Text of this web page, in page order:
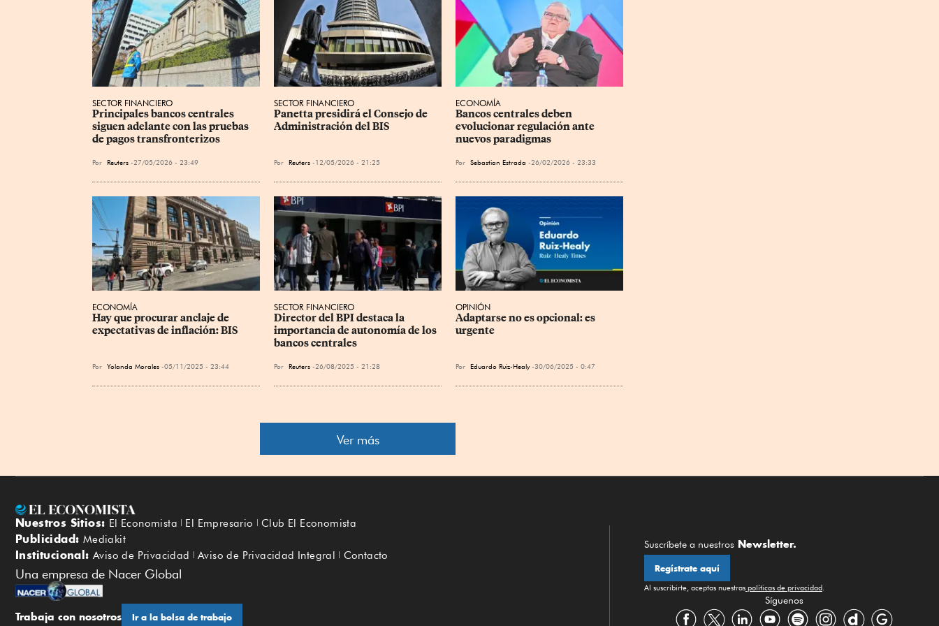
SECTOR FINANCIERO
Principales bancos centrales
siguen adelante con las pruebas
de pagos transfronterizos
Por Reuters 27/05/2026 - 23:49
SECTOR FINANCIERO
Panetta presidirá el Consejo de
Administración del BIS
Por Reuters 12/05/2026 - 21:25
ECONOMÍA
Bancos centrales deben
evolucionar regulación ante
nuevos paradigmas
Por Sebastian Estrada 26/02/2026 - 23:33
ECONOMÍA
Hay que procurar anclaje de
expectativas de inflación: BIS
Por Yolanda Morales 05/11/2025 - 23:44
SECTOR FINANCIERO
Director del BPI destaca la
importancia de autonomía de los
bancos centrales
Por Reuters 26/08/2025 - 21:28
OPINIÓN
Adaptarse no es opcional: es
urgente
Por Eduardo Ruiz-Healy 30/06/2025 - 0:47
Ver más
Nuestros Sitios: El Economista El Empresario Club El Economista
Publicidad: Mediakit
Institucional: Aviso de Privacidad Aviso de Privacidad Integral Contacto
Una empresa de Nacer Global
Trabaja con nosotros Ir a la bolsa de trabajo
Suscríbete a nuestros Newsletter.
Regístrate aquí
Al suscribirte, aceptas nuestras políticas de privacidad
Síguenos